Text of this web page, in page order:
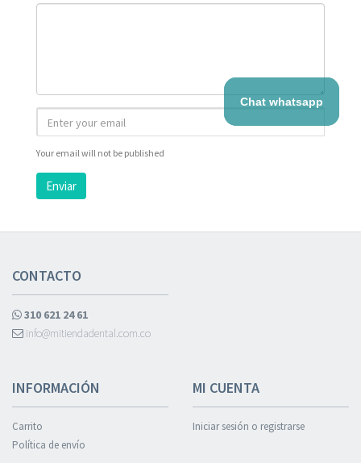
Your email will not be published
Enviar
CONTACTO
310 621 24 61
info@mitiendadental.com.co
INFORMACIÓN
Carrito
Política de envío
MI CUENTA
Iniciar sesión o registrarse
Chat whatsapp